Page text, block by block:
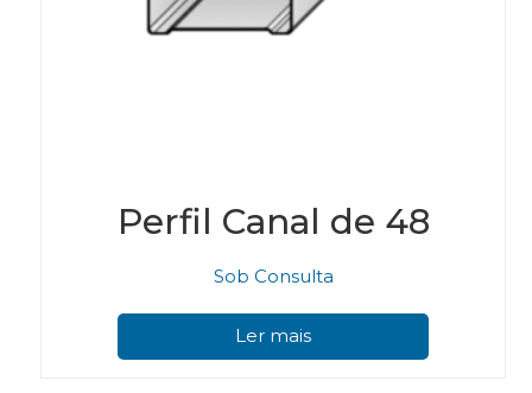
Perfil Canal de 48
Sob Consulta
Ler mais